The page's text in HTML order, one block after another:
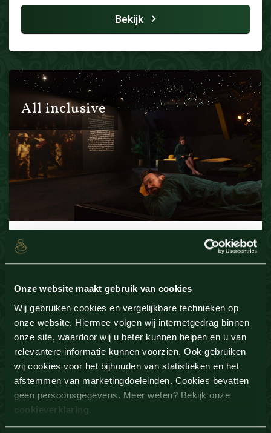
Onze website maakt gebruik van cookies
Wij gebruiken cookies en vergelijkbare technieken op
onze website. Hiermee volgen wij internetgedrag binnen
onze site, waardoor wij u beter kunnen helpen en u van
relevantere informatie kunnen voorzien. Ook gebruiken
wij cookies voor het bijhouden van statistieken en het
afstemmen van marketingdoeleinden. Cookies bevatten
geen persoonsgegevens. Meer weten? Bekijk onze
cookieverklaring.
Bekijk
All inclusive
Hoofdgerecht naar keuze
3 drankjes naar keuze (non-alcoholisch)*
Ontspanningsmassage (50 min)
Vanaf
187.50
P.P.